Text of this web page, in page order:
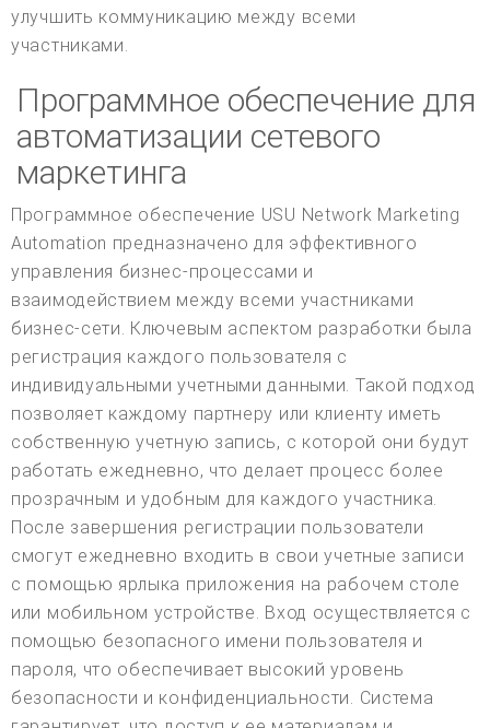
улучшить коммуникацию между всеми
участниками.
Программное обеспечение для
автоматизации сетевого
маркетинга
Программное обеспечение USU Network Marketing
Automation предназначено для эффективного
управления бизнес-процессами и
взаимодействием между всеми участниками
бизнес-сети. Ключевым аспектом разработки была
регистрация каждого пользователя с
индивидуальными учетными данными. Такой подход
позволяет каждому партнеру или клиенту иметь
собственную учетную запись, с которой они будут
работать ежедневно, что делает процесс более
прозрачным и удобным для каждого участника.
После завершения регистрации пользователи
смогут ежедневно входить в свои учетные записи
с помощью ярлыка приложения на рабочем столе
или мобильном устройстве. Вход осуществляется с
помощью безопасного имени пользователя и
пароля, что обеспечивает высокий уровень
безопасности и конфиденциальности. Система